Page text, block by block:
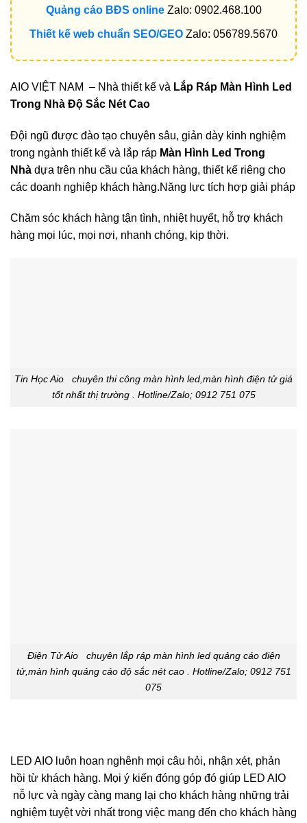
Quảng cáo BĐS onlineZalo: 0902.468.100
Thiết kế web chuẩn SEO/GEO Zalo: 056789.5670
AIO VIỆT NAM – Nhà thiết kế và Lắp Ráp Màn Hình Led
Trong Nhà Độ Sắc Nét Cao
Đội ngũ được đào tạo chuyên sâu, giản dày kinh nghiệm
trong ngành thiết kế và lắp ráp Màn Hình Led Trong
Nhà dựa trên nhu cầu của khách hàng, thiết kế riêng cho
các doanh nghiệp khách hàng.Năng lực tích hợp giải pháp
Chăm sóc khách hàng tận tình, nhiệt huyết, hỗ trợ khách
hàng mọi lúc, mọi nơi, nhanh chóng, kịp thời.
Tin Học Aio chuyên thi công màn hình led,màn hình điện tử giá
tốt nhất thị trường . Hotline/Zalo; 0912 751 075
Điện Tử Aio chuyên lắp ráp màn hình led quảng cáo điện
tử,màn hình quảng cáo độ sắc nét cao . Hotline/Zalo; 0912 751
075
LED AIO luôn hoan nghênh mọi câu hỏi, nhận xét, phản
hồi từ khách hàng. Mọi ý kiến đóng góp đó giúp LED AIO
nỗ lực và ngày càng mang lại cho khách hàng những trải
nghiệm tuyệt vời nhất trong việc mang đến cho khách hàng